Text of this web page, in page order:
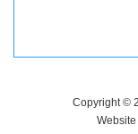
Copyright ©